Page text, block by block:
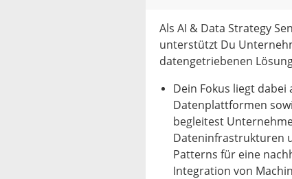
Als AI & Data Strategy
unterstützt Du
datengetriebenen
Dein Fokus liegt
Datenplattformen
begleitest
Dateninfrastrukturen
Patterns für eine
Integration von